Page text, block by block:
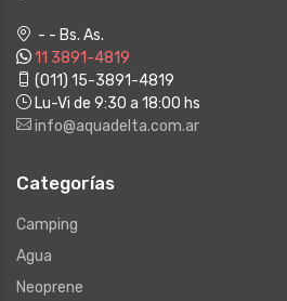
- - Bs. As.
11 3891-4819
(011) 15-3891-4819
Lu-Vi de 9:30 a 18:00 hs
info@aquadelta.com.ar
Categorías
Camping
Agua
Neoprene